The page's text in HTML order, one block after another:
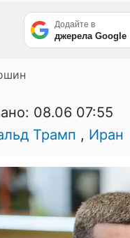
Додайте в
джерела Google
08.06 07:55
Трамп , Иран